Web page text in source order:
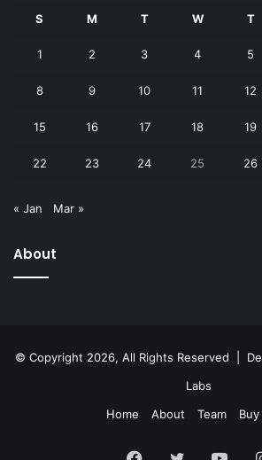
S M T W T
1 2 3 4 5
8 9 10 11 12
15 16 17 18 19
22 23 24 25 26
« Jan Mar »
About
© Copyright 2026, All Rights Reserved |
Labs
Home
About Team